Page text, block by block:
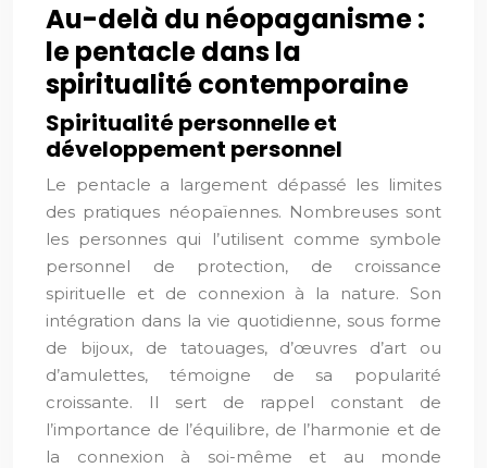
Au-delà du néopaganisme :
le pentacle dans la
spiritualité contemporaine
Spiritualité personnelle et
développement personnel
Le pentacle a largement dépassé les limites
des pratiques néopaïennes. Nombreuses sont
les personnes qui l’utilisent comme symbole
personnel de protection, de croissance
spirituelle et de connexion à la nature. Son
intégration dans la vie quotidienne, sous forme
de bijoux, de tatouages, d’œuvres d’art ou
d’amulettes, témoigne de sa popularité
croissante. Il sert de rappel constant de
l’importance de l’équilibre, de l’harmonie et de
la connexion à soi-même et au monde